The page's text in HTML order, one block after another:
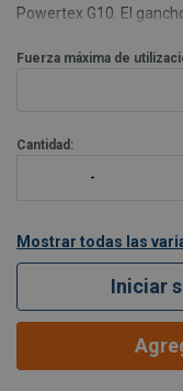
Powertex G10. El
seguro. El gancho se
Fuerza máxima de
Cantidad:
Mostrar todas las
Iniciar